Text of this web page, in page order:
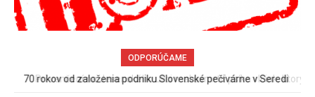
ODPORÚČAME
Pri venčení na Jesenského ulici mal usmrtiť psíka vlčiak, ktorý